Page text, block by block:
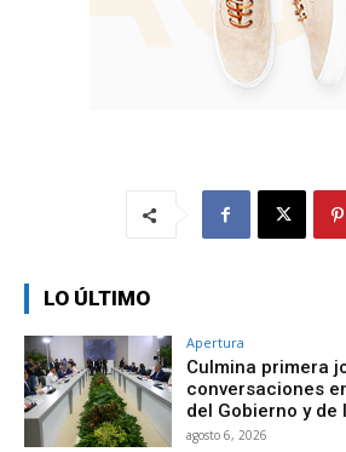
LO ÚLTIMO
Apertura
Culmina primera
conversaciones
del Gobierno y de
agosto 6, 2026